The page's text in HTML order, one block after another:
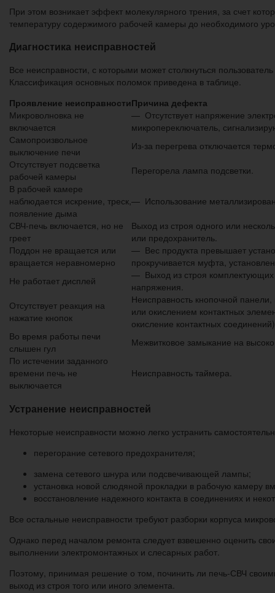
При этом возникает эффект молекулярного трения, за счет
температуру содержимого рабочей камеры до необходимого
Диагностика неисправностей
Все неисправности, с которыми может столкнуться
Классификация основных поломок приведена в таблице.
Проявление неисправностиПричина дефекта
Микроволновка не
включается
— Отсутствует напряжение
микропереключатель,
Самопроизвольное
выключение печи
Из-за перегрева отключается
Отсутствует подсветка
рабочей камеры
Перегорела лампа подсветки.
В рабочей камере
наблюдается искрение, треск,
появление дыма
— Использование
СВЧ-печь включается, но не
греет
Выход из строя одного или
или предохранитель.
Поддон не вращается или
вращается неравномерно
— Вес продукта превышает
прокручивается муфта,
Не работает дисплей
— Выход из строя комплектующих
напряжения.
Отсутствует реакция на
нажатие кнопок
Неисправность кнопочной
или окислением контактных
окисление контактных
Во время работы печи
слышен гул
Межвитковое замыкание на
По истечении заданного
времени печь не
выключается
Неисправность таймера.
Устранение неисправностей
Некоторые неисправности можно легко устранить
перегорание сетевого предохранителя;
замена сетевого шнура или подсвечивающей лампы;
установка новой слюдяной прокладки в рабочую камеру
восстановление надежного контакта в соединениях и
Все остальные неисправности требуют разборки корпуса
Однако перед началом ремонта следует взвешенно оценить
выполнении электромонтажных и слесарных работ.
Поэтому, принимая решение о том, починить ли печь-СВЧ
выход из строя того или иного элемента.